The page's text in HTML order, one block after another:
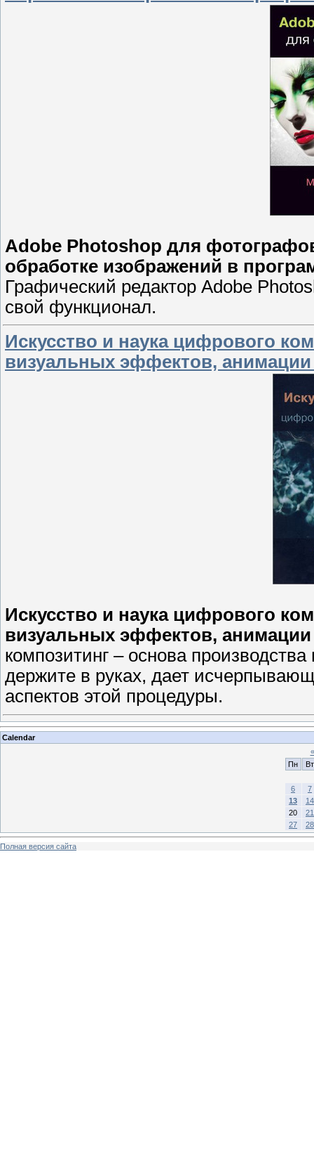
Adobe Photoshop для
обработке изображений в
Графический редактор Adobe
свой функционал.
Искусство и наука цифрового
визуальных эффектов,
Искусство и наука цифрового
визуальных эффектов,
композитинг – основа
держите в руках, дает
аспектов этой процедуры.
Calendar
«
Пн
Вт
6
7
13
14
20
21
27
28
Полная версия сайта